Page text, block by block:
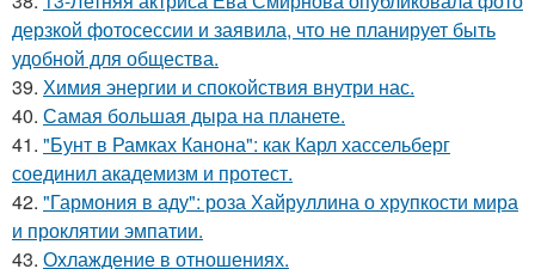
дерзкой фотосессии и заявила, что не планирует быть
удобной для общества.
39. Химия энергии и спокойствия внутри нас.
40. Самая большая дыра на планете.
41. "Бунт в Рамках Канона": как Карл хассельберг
соединил академизм и протест.
42. "Гармония в аду": роза Хайруллина о хрупкости мира
и проклятии эмпатии.
43. Охлаждение в отношениях.